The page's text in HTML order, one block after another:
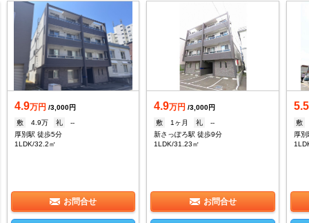
4.9万円 /3,000円
敷
4.9万 礼
--
厚別駅 徒歩5分
1LDK/32.2㎡
お問合せ
4.9万円 /3,000円
敷
1ヶ月 礼
--
新さっぽろ駅 徒歩9分
1LDK/31.23㎡
お問合せ
5.5
敷
厚